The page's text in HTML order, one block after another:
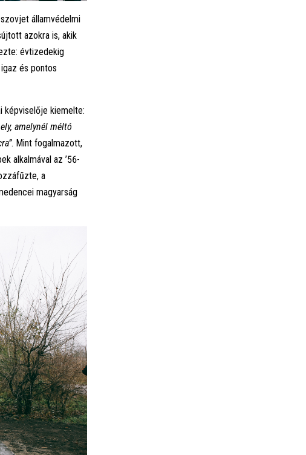
államvédelmi
azokra is, akik
évtizedekig
és pontos
képviselője kiemelte:
amelynél méltó
. Mint fogalmazott,
alkalmával az ’56-
a
magyarság